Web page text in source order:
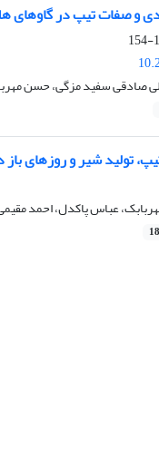
و صفات تیپ در گاوهای
صادقی سفید مزگی، حسن
تولید شیر و روزهای
عباس پاکدل، احمد